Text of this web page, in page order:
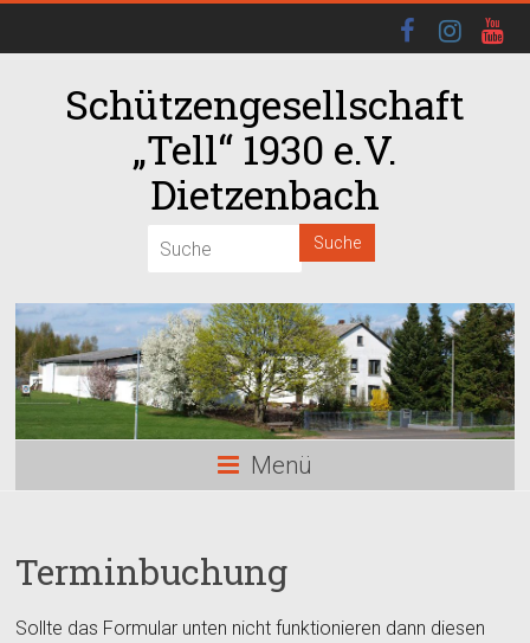
Schützengesellschaft
„Tell“ 1930 e.V.
Dietzenbach
Menü
Terminbuchung
Sollte das Formular unten nicht funktionieren dann diesen